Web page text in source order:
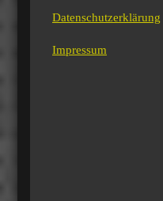
Datenschutzerklärung
Impressum